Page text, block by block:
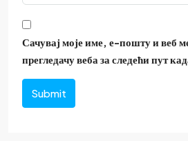
Сачувај моје име, е-пошту и веб
прегледачу веба за следећи пут
Submit